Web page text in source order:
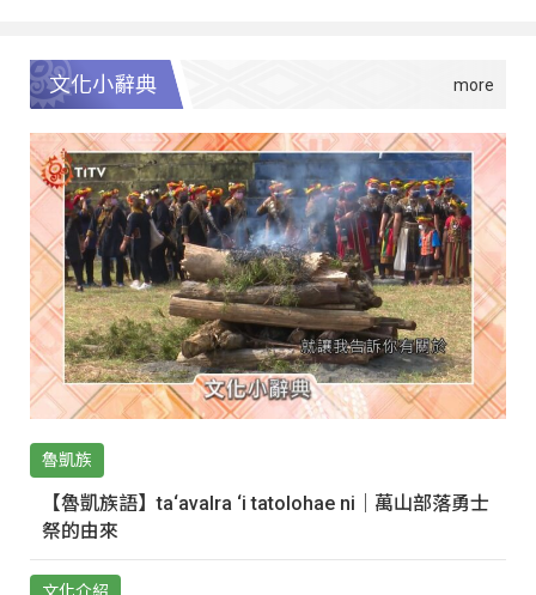
文化小辭典
魯凱族
【魯凱族語】ta‘avalra ‘i tatolohae ni｜萬山部落勇士
祭的由來